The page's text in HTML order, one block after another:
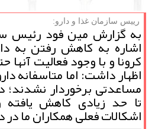
رییس سازمان غذا و دارو:
به گزارش مین فود رئیس
اشاره به كاهش رفتن به
كرونا و با وجود فعالیت
اظهار داشت: اما متاسفانه
مساعدتی برخوردار نشدند؛
تا حد زیادی كاهش
اشكالات فعلی همكاران ما